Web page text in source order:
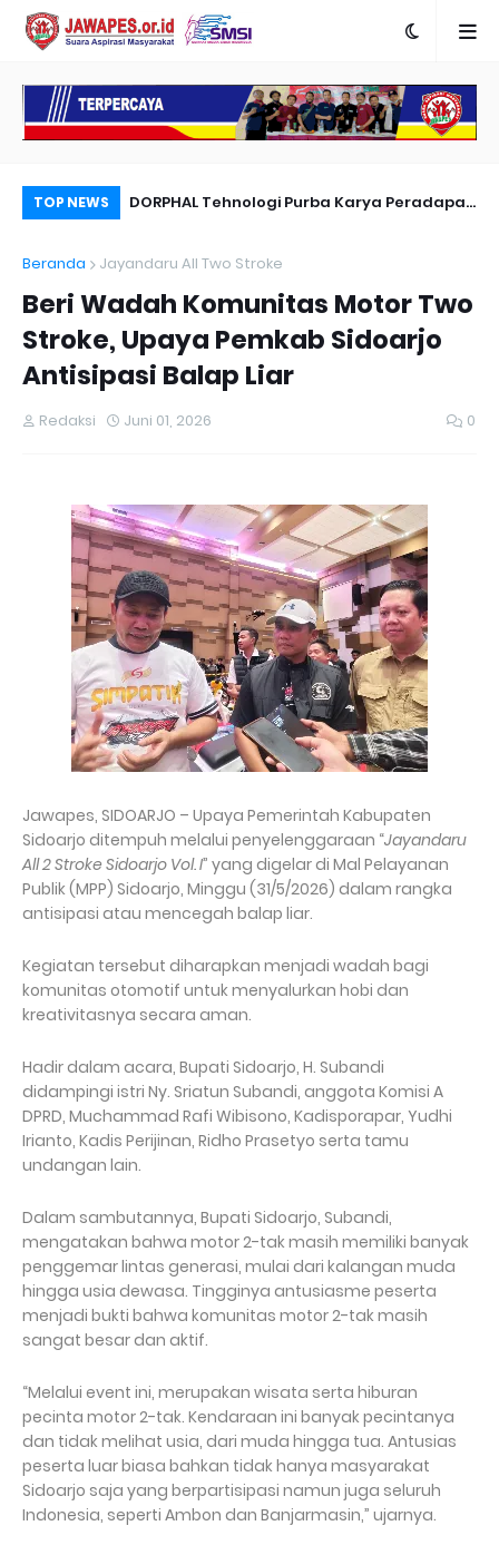
TOP NEWS
Anies
DORPHAL Tehnologi Purba Karya Peradapan
Beranda
Jayandaru All Two Stroke
Beri Wadah Komunitas Motor Two
Stroke, Upaya Pemkab Sidoarjo
Antisipasi Balap Liar
Redaksi Juni 01, 2026 0
Jawapes, SIDOARJO – Upaya Pemerintah Kabupaten
Sidoarjo ditempuh melalui penyelenggaraan “Jayandaru
All 2 Stroke Sidoarjo Vol. I” yang digelar di Mal Pelayanan
Publik (MPP) Sidoarjo, Minggu (31/5/2026) dalam rangka
antisipasi atau mencegah balap liar.
Kegiatan tersebut diharapkan menjadi wadah bagi
komunitas otomotif untuk menyalurkan hobi dan
kreativitasnya secara aman.
Hadir dalam acara, Bupati Sidoarjo, H. Subandi
didampingi istri Ny. Sriatun Subandi, anggota Komisi A
DPRD, Muchammad Rafi Wibisono, Kadisporapar, Yudhi
Irianto, Kadis Perijinan, Ridho Prasetyo serta tamu
undangan lain.
Dalam sambutannya, Bupati Sidoarjo, Subandi,
mengatakan bahwa motor 2-tak masih memiliki banyak
penggemar lintas generasi, mulai dari kalangan muda
hingga usia dewasa. Tingginya antusiasme peserta
menjadi bukti bahwa komunitas motor 2-tak masih
sangat besar dan aktif.
“Melalui event ini, merupakan wisata serta hiburan
pecinta motor 2-tak. Kendaraan ini banyak pecintanya
dan tidak melihat usia, dari muda hingga tua. Antusias
peserta luar biasa bahkan tidak hanya masyarakat
Sidoarjo saja yang berpartisipasi namun juga seluruh
Indonesia, seperti Ambon dan Banjarmasin,” ujarnya.